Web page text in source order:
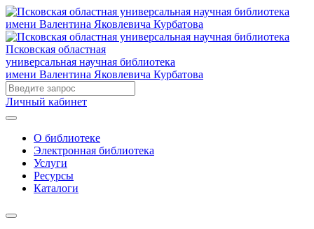
Псковская областная
универсальная научная библиотека
имени Валентина Яковлевича Курбатова
Личный кабинет
О библиотеке
Электронная библиотека
Услуги
Ресурсы
Каталоги